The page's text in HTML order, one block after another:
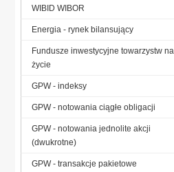
WIBID WIBOR
Energia - rynek bilansujący
Fundusze inwestycyjne towarzystw na
życie
GPW - indeksy
GPW - notowania ciągłe obligacji
GPW - notowania jednolite akcji
(dwukrotne)
GPW - transakcje pakietowe